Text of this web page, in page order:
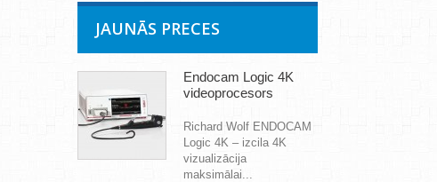
JAUNĀS PRECES
Endocam Logic 4K
videoprocesors
Richard Wolf ENDOCAM
Logic 4K – izcila 4K
vizualizācija
maksimālai...